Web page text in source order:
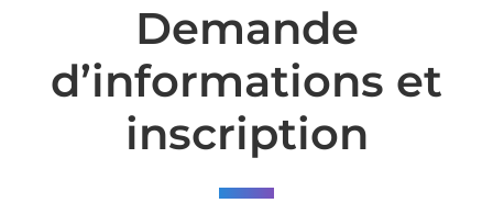
Demande
d’informations et
inscription